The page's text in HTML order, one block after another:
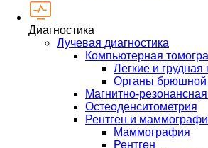
Диагностика
Лучевая диагностика
Компьютерная
Легкие и грудная
Органы брюшной
Магнитно-
Остеоденситометрия
Рентген и
Маммография
Рентген